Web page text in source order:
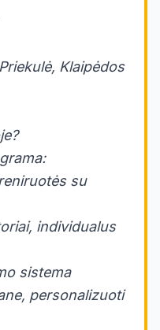
Klaipėdos
su
individualus
sistema
personalizuoti